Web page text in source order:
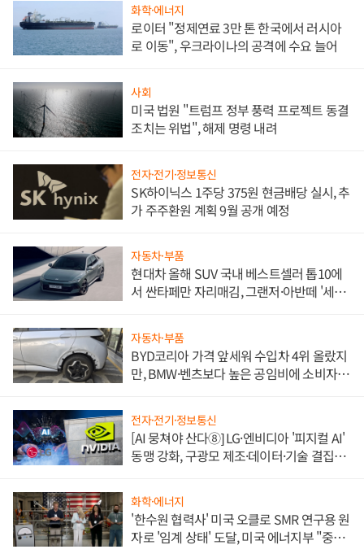
화학·에너지
로이터 "정제연료 3만 톤 한국에서 러시아
로 이동", 우크라이나의 공격에 수요 늘어
사회
미국 법원 "트럼프 정부 풍력 프로젝트 동결
조치는 위법", 해제 명령 내려
전자·전기·정보통신
SK하이닉스 1주당 375원 현금배당 실시, 추
가 주주환원 계획 9월 공개 예정
자동차·부품
현대차 올해 SUV 국내 베스트셀러 톱10에
서 싼타페만 자리매김, 그랜저·아반떼 '세단
자동차·부품
BYD코리아 가격 앞세워 수입차 4위 올랐지
만, BMW·벤츠보다 높은 공임비에 소비자
전자·전기·정보통신
[AI 뭉쳐야 산다⑧] LG·엔비디아 '피지컬 AI'
동맹 강화, 구광모 제조·데이터·기술 결집
화학·에너지
'한수원 협력사' 미국 오클로 SMR 연구용 원
자로 '임계 상태' 도달, 미국 에너지부 "중요